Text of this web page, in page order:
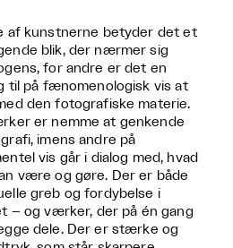
af kunstnerne betyder det et
blik, der nærmer sig
for andre er det en
til på fænomenologisk vis at
den fotografiske materie.
er nemme at genkende
imens andre på
vis går i dialog med, hvad
være og gøre. Der er både
greb og fordybelse i
– og værker, der på én gang
dele. Der er stærke og